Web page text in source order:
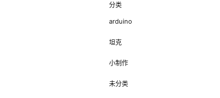
分类
arduino
坦克
小制作
未分类